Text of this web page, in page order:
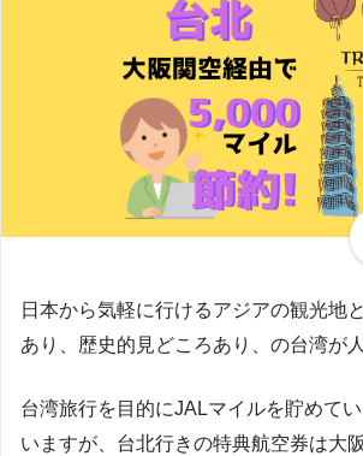
日本から気軽に行けるアジアの観光地
あり、歴史的見どころあり、の台湾が
台湾旅行を目的にJALマイルを貯めて
いますが、台北行きの特典航空券は大